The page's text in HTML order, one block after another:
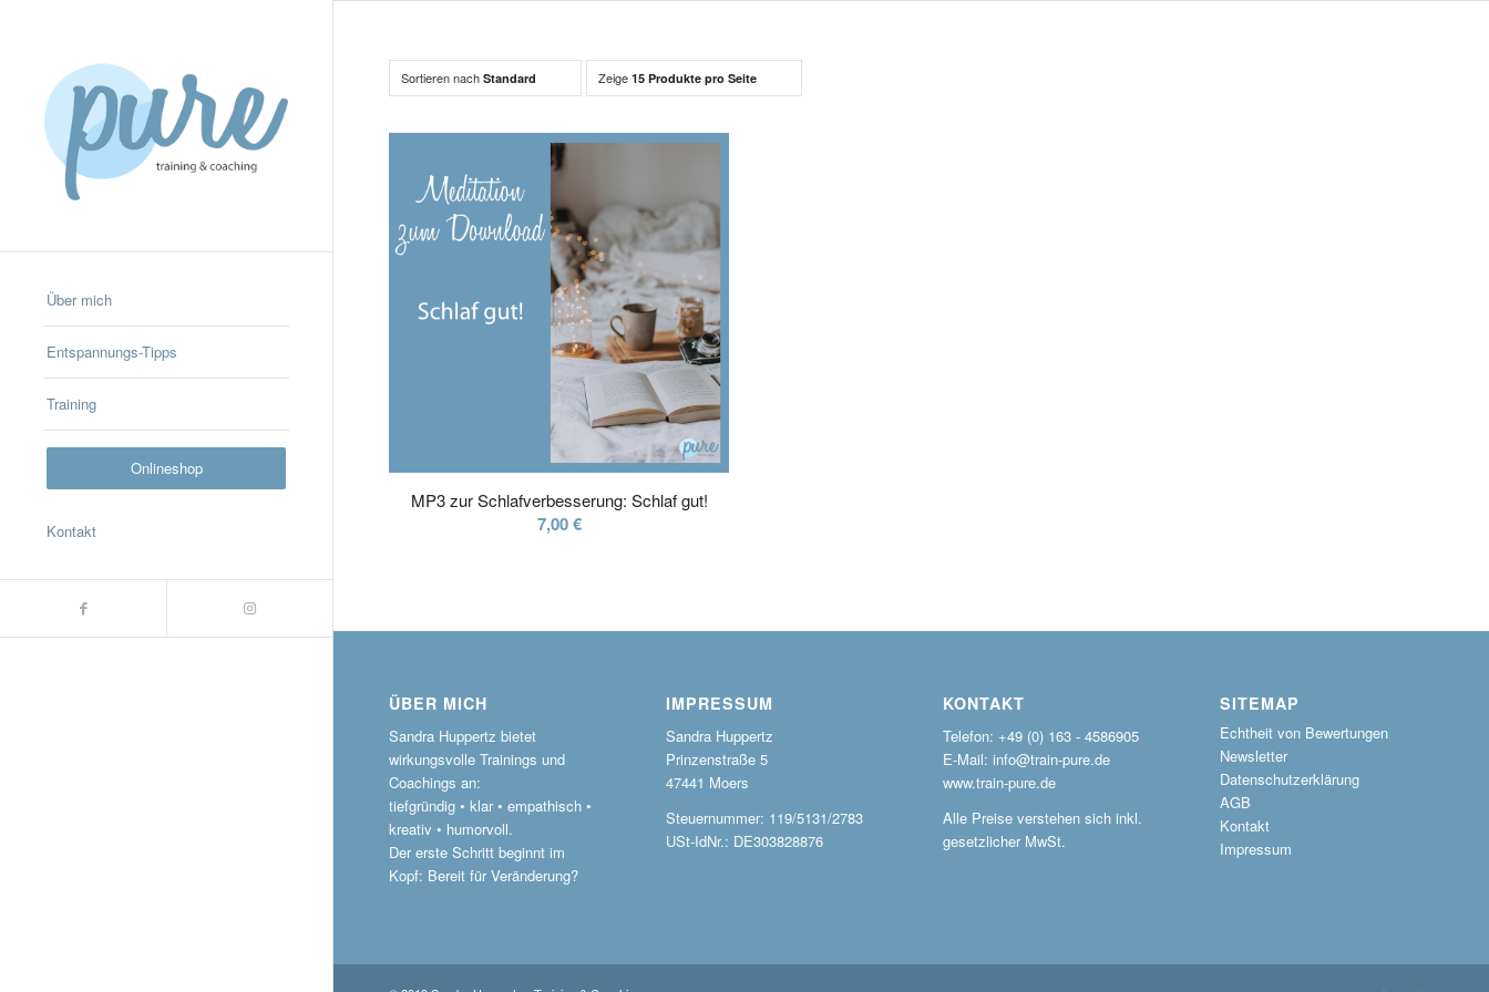
Über mich
Entspannungs-Tipps
Training
Onlineshop
Kontakt
Sortieren nach Standard Zeige 15 Produkte pro Seite
MP3 zur Schlafverbesserung: Schlaf gut!
7,00€
ÜBER MICH
Sandra Huppertz bietet
wirkungsvolle Trainings und
Coachings an:
tiefgründig • klar • empathisch •
kreativ • humorvoll.
Der erste Schritt beginnt im
Kopf: Bereit für Veränderung?
IMPRESSUM
Sandra Huppertz
Prinzenstraße 5
47441 Moers
Steuernummer: 119/5131/2783
USt-IdNr.: DE303828876
KONTAKT
Telefon: +49 (0) 163 - 4586905
E-Mail: info@train-pure.de
www.train-pure.de
Alle Preise verstehen sich inkl.
gesetzlicher MwSt.
SITEMAP
Echtheit von Bewertungen
Newsletter
Datenschutzerklärung
AGB
Kontakt
Impressum